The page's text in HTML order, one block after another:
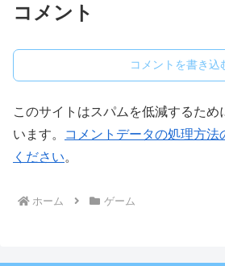
コメント
コメントを書き込
このサイトはスパムを低減するため
います。
コメントデータの処理方法
ください。
ホーム ゲーム